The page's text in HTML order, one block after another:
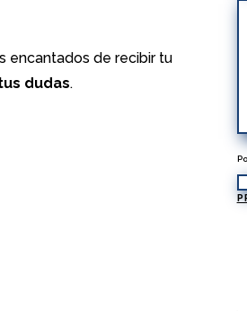
encantados de recibir tu
dudas.